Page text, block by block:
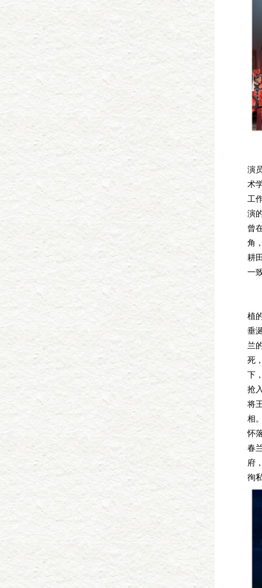
演
术
工
演
曾
角
耕
一
植
垂
兰
死
下
抢
将
相
怀
春
府
徇